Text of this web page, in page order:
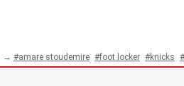
→ amare stoudemire foot locker knicks